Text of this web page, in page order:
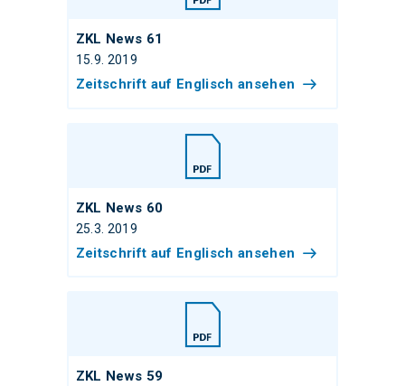
ZKL News 61
15.9. 2019
Zeitschrift auf Englisch ansehen
ZKL News 60
25.3. 2019
Zeitschrift auf Englisch ansehen
ZKL News 59